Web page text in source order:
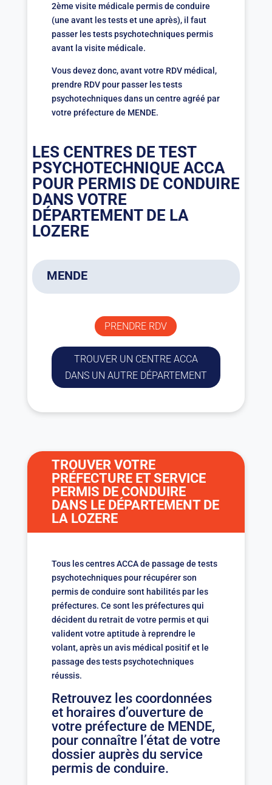
2ème visite médicale permis de conduire
(une avant les tests et une après), il faut
passer les tests psychotechniques permis
avant la visite médicale.
Vous devez donc, avant votre RDV médical,
prendre RDV pour passer les tests
psychotechniques dans un centre agréé par
votre préfecture de MENDE.
LES CENTRES DE TEST
PSYCHOTECHNIQUE ACCA
POUR PERMIS DE CONDUIRE
DANS VOTRE
DÉPARTEMENT DE LA
LOZERE
MENDE
04 74 02 31 61
16 avenue du Soubeyran
48000 MENDE
PRENDRE RDV
TROUVER UN CENTRE ACCA
DANS UN AUTRE DÉPARTEMENT
TROUVER VOTRE
PRÉFECTURE ET SERVICE
PERMIS DE CONDUIRE
DANS LE DÉPARTEMENT DE
LA LOZERE
Tous les centres ACCA de passage de tests
psychotechniques pour récupérer son
permis de conduire sont habilités par les
préfectures. Ce sont les préfectures qui
décident du retrait de votre permis et qui
valident votre aptitude à reprendre le
volant, après un avis médical positif et le
passage des tests psychotechniques
réussis.
Retrouvez les coordonnées
et horaires d’ouverture de
votre préfecture de MENDE,
pour connaître l’état de votre
dossier auprès du service
permis de conduire.